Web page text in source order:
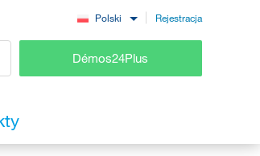
Polski Rejestracja
Démos24Plus